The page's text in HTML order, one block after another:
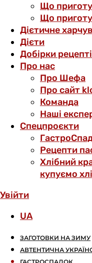
Що
Що
Дієтичне
Дієти
Добірки
Про нас
Про Шефа
Про сайт
Команда
Наші
Спецпроєкти
Рецепти
Хлібний
купуємо
Увійти
UA
ЗАГОТОВКИ НА ЗИМУ
АВТЕНТИЧНА